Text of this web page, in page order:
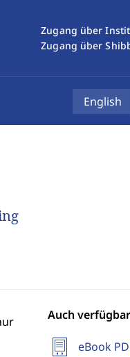
Zugang über
Zugang über
English
Auch
eBook